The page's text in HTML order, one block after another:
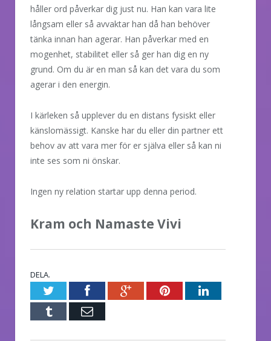
håller ord påverkar dig just nu. Han kan vara lite
långsam eller så avvaktar han då han behöver
tänka innan han agerar. Han påverkar med en
mogenhet, stabilitet eller så ger han dig en ny
grund. Om du är en man så kan det vara du som
agerar i den energin.
I kärleken så upplever du en distans fysiskt eller
känslomässigt. Kanske har du eller din partner ett
behov av att vara mer för er själva eller så kan ni
inte ses som ni önskar.
Ingen ny relation startar upp denna period.
Kram och Namaste Vivi
DELA.
TwitterFacebookGoogle+PinterestLinkedIn
Tumblr E-